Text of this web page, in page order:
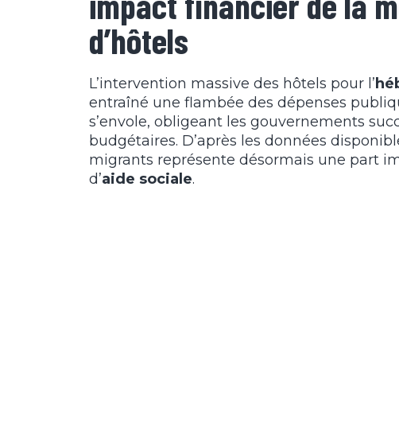
d’hôtels
L’intervention massive des hôtels pour l’
entraîné une flambée des dépenses
s’envole, obligeant les gouvernements
budgétaires. D’après les données
migrants représente désormais une part
d’aide sociale.